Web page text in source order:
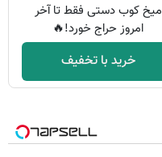
میخ کوب دستی فقط تا آخر
امروز حراج خورد!🔥
خرید با تخفیف